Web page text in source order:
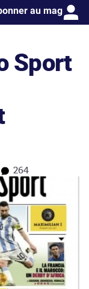
au mag
Sport
264